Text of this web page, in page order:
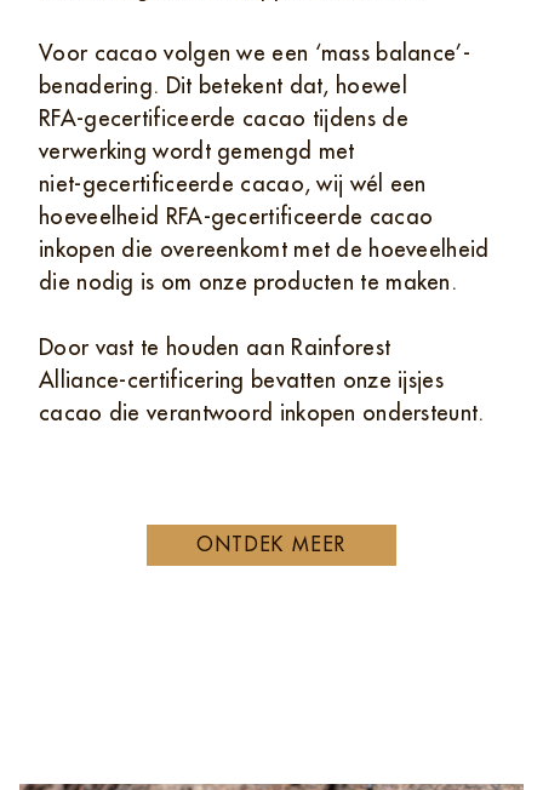
​Voor cacao volgen we een ‘mass balance’-
benadering. Dit betekent dat, hoewel
RFA‑gecertificeerde cacao tijdens de
verwerking wordt gemengd met
niet‑gecertificeerde cacao, wij wél een
hoeveelheid RFA‑gecertificeerde cacao
inkopen die overeenkomt met de hoeveelheid
die nodig is om onze producten te maken.
​Door vast te houden aan Rainforest
Alliance‑certificering bevatten onze ijsjes
cacao die verantwoord inkopen ondersteunt.
ONTDEK MEER